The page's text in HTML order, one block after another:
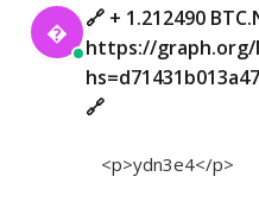

🔗 + 1.212490
https://graph.org/
🔗
<p>ydn3e4</p>